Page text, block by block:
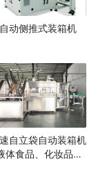
动侧推式装箱机
自立袋自动装箱机
体食品、化妆品自